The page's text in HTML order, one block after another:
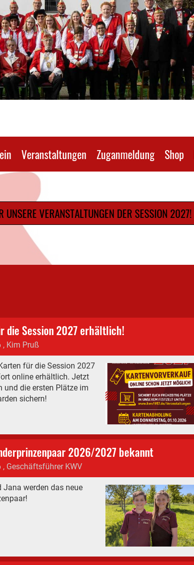
Veranstaltungen Zuganmeldung Shop
VERANSTALTUNGEN DER SESSION 2027!
die Session 2027 erhältlich!
, Kim Pruß
für die Session 2027
online erhältlich. Jetzt
und die ersten Plätze im
sichern!
2026/2027 bekannt
, Geschäftsführer KWV
Jana werden das neue